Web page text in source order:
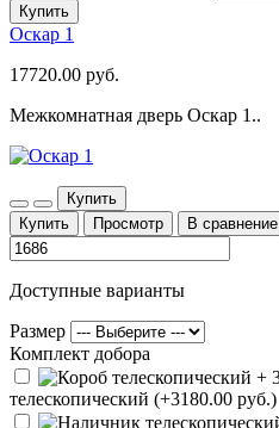
Купить
Оскар 1
17720.00 руб.
Межкомнатная дверь Оскар 1..
Купить
Купить
Просмотр В сравнение
Доступные варианты
Размер
Комплект добора
телескопический (+3180.00 руб.)